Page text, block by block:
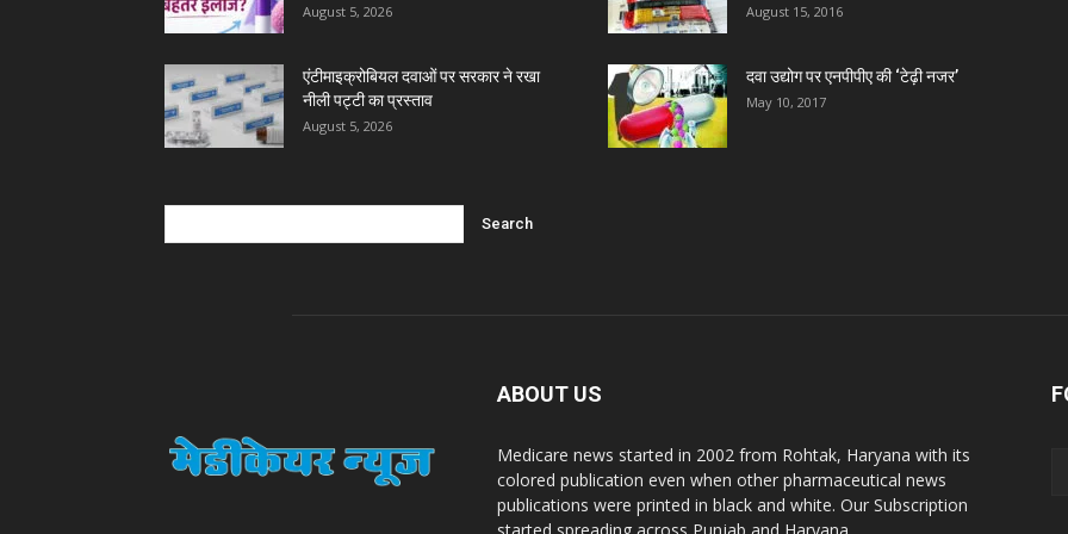
August 5, 2026
एंटीमाइक्रोबियल दवाओं पर सरकार ने रखा
नीली पट्टी का प्रस्ताव
August 5, 2026
August 15, 2016
दवा उद्योग पर एनपीपीए की ‘टेढ़ी नजर’
May 10, 2017
ABOUT US
Medicare news started in 2002 from Rohtak, Haryana with its
colored publication even when other pharmaceutical news
publications were printed in black and white. Our Subscription